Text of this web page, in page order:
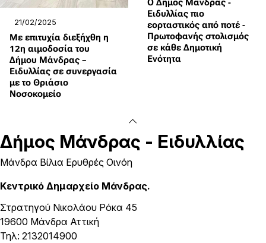
21/02/2025
Με επιτυχία διεξήχθη η
12η αιμοδοσία του
Δήμου Μάνδρας –
Ειδυλλίας σε συνεργασία
με το Θριάσιο
Νοσοκομείο
Ο Δήμος Μάνδρας -
Ειδυλλίας πιο
εορταστικός από ποτέ -
Πρωτοφανής στολισμός
σε κάθε Δημοτική
Ενότητα
Δήμος Μάνδρας - Ειδυλλίας
Μάνδρα Βίλια Ερυθρές Οινόη
Κεντρικό Δημαρχείο Μάνδρας.
Στρατηγού Νικολάου Ρόκα 45
19600 Μάνδρα Αττική
Τηλ: 2132014900